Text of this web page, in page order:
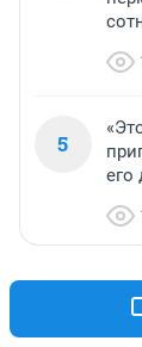
5
его
«Мы